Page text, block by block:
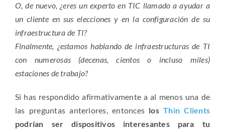
O, de nuevo, ¿eres un experto en TIC llamado a ayudar a
un cliente en sus elecciones y en la configuración de su
infraestructura de TI?
Finalmente, ¿estamos hablando de infraestructuras de TI
con numerosas (decenas, cientos o incluso miles)
estaciones de trabajo?
Si has respondido afirmativamente a al menos una de
las preguntas anteriores, entonces losThin Clients
podrían ser dispositivos interesantes para tu